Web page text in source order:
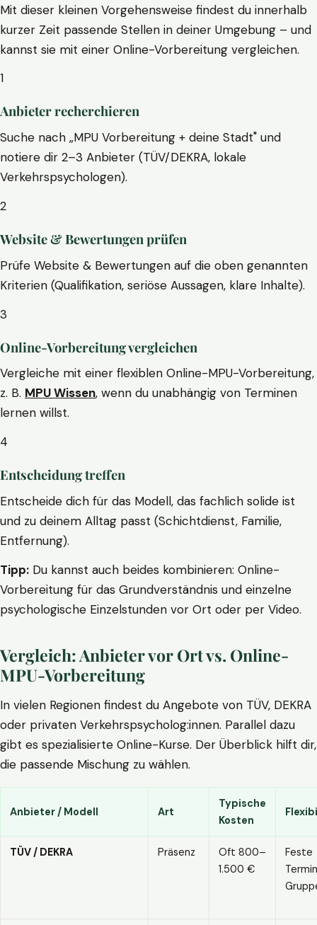
Mit dieser kleinen Vorgehensweise findest du innerhalb
kurzer Zeit passende Stellen in deiner Umgebung – und
kannst sie mit einer Online-Vorbereitung vergleichen.
1
Anbieter recherchieren
Suche nach „MPU Vorbereitung + deine Stadt" und
notiere dir 2–3 Anbieter (TÜV/DEKRA, lokale
Verkehrspsychologen).
2
Website & Bewertungen prüfen
Prüfe Website & Bewertungen auf die oben genannten
Kriterien (Qualifikation, seriöse Aussagen, klare Inhalte).
3
Online-Vorbereitung vergleichen
Vergleiche mit einer flexiblen Online-MPU-Vorbereitung,
z. B. MPU Wissen, wenn du unabhängig von Terminen
lernen willst.
4
Entscheidung treffen
Entscheide dich für das Modell, das fachlich solide ist
und zu deinem Alltag passt (Schichtdienst, Familie,
Entfernung).
Tipp: Du kannst auch beides kombinieren: Online-
Vorbereitung für das Grundverständnis und einzelne
psychologische Einzelstunden vor Ort oder per Video.
Vergleich: Anbieter vor Ort vs. Online-
MPU-Vorbereitung
In vielen Regionen findest du Angebote von TÜV, DEKRA
oder privaten Verkehrspsycholog:innen. Parallel dazu
gibt es spezialisierte Online-Kurse. Der Überblick hilft dir,
die passende Mischung zu wählen.
Anbieter / Modell Art
Typische
Kosten
TÜV / DEKRA Präsenz
Oft 800–
1.500 €
Feste